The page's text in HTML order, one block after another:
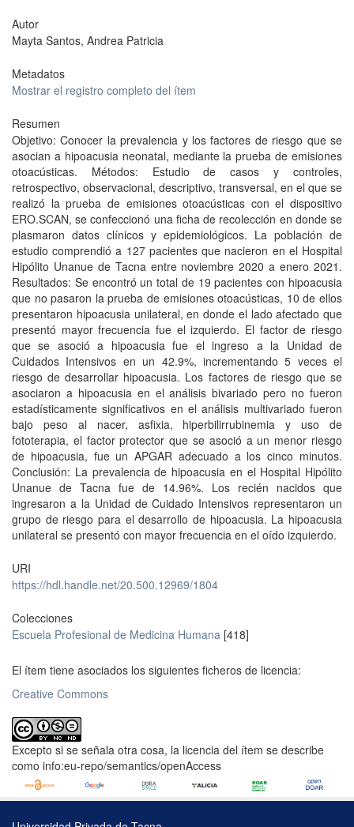
Autor
Mayta Santos, Andrea Patricia
Metadatos
Mostrar el registro completo del ítem
Resumen
Objetivo: Conocer la prevalencia y los factores de riesgo que se
asocian a hipoacusia neonatal, mediante la prueba de emisiones
otoacústicas. Métodos: Estudio de casos y controles,
retrospectivo, observacional, descriptivo, transversal, en el que se
realizó la prueba de emisiones otoacústicas con el dispositivo
ERO.SCAN, se confeccionó una ficha de recolección en donde se
plasmaron datos clínicos y epidemiológicos. La población de
estudio comprendió a 127 pacientes que nacieron en el Hospital
Hipólito Unanue de Tacna entre noviembre 2020 a enero 2021.
Resultados: Se encontró un total de 19 pacientes con hipoacusia
que no pasaron la prueba de emisiones otoacústicas, 10 de ellos
presentaron hipoacusia unilateral, en donde el lado afectado que
presentó mayor frecuencia fue el izquierdo. El factor de riesgo
que se asoció a hipoacusia fue el ingreso a la Unidad de
Cuidados Intensivos en un 42.9%, incrementando 5 veces el
riesgo de desarrollar hipoacusia. Los factores de riesgo que se
asociaron a hipoacusia en el análisis bivariado pero no fueron
estadísticamente significativos en el análisis multivariado fueron
bajo peso al nacer, asfixia, hiperbilirrubinemia y uso de
fototerapia, el factor protector que se asoció a un menor riesgo
de hipoacusia, fue un APGAR adecuado a los cinco minutos.
Conclusión: La prevalencia de hipoacusia en el Hospital Hipólito
Unanue de Tacna fue de 14.96%. Los recién nacidos que
ingresaron a la Unidad de Cuidado Intensivos representaron un
grupo de riesgo para el desarrollo de hipoacusia. La hipoacusia
unilateral se presentó con mayor frecuencia en el oído izquierdo.
URI
https://hdl.handle.net/20.500.12969/1804
Colecciones
Escuela Profesional de Medicina Humana [418]
El ítem tiene asociados los siguientes ficheros de licencia:
Creative Commons
Excepto si se señala otra cosa, la licencia del ítem se describe
como info:eu-repo/semantics/openAccess